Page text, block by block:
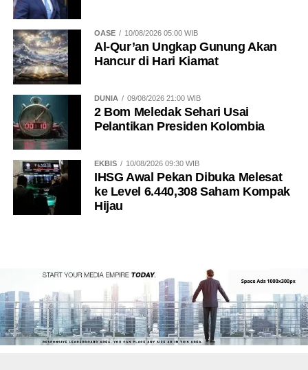
dihuni makhluk hidup.
Meski demikian, hingga saat ini tidak ada bukti ilmiah
yang mendukung keberadaan kota rahasia ataupun
peradaban besar di dalam bumi sebagaimana
Penelitian geofisika modern justru menunjukkan bahwa
bagian dalam bumi tersusun atas lapisan kerak, mantel,
ekstrem sehingga tidak memungkinkan adanya
kehidupan seperti di permukaan bumi.
Kisah Ya’juj dan Ma’juj dalam
Alquran
Misteri lain yang sering dikaitkan dengan tempat
OASE 10/08/2026 05:00 WIB
Al-Qur’an Ungkap Gunung Akan
Hancur di Hari Kiamat
DUNIA 09/08/2026 21:00 WIB
2 Bom Meledak Sehari Usai
Pelantikan Presiden Kolombia
EKBIS 10/08/2026 09:30 WIB
IHSG Awal Pekan Dibuka Melesat
ke Level 6.440,308 Saham Kompak
Hijau